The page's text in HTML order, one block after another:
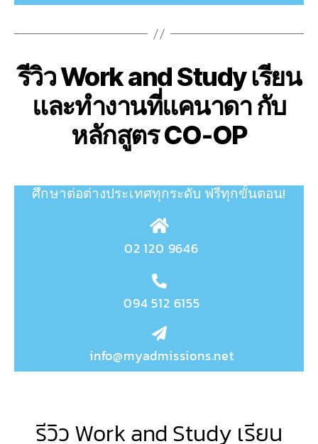
รีวิว Work and Study เรียน
และทำงานที่แคนาดา กับ
หลักสูตร CO-OP
ศึกษาต่อต่างประเทศทุกระดับ ฟรีทุกขั้นตอน!
02 120 9646
094 512 6155
info@myadmissions.net
รีวิว Work and Study เรียน